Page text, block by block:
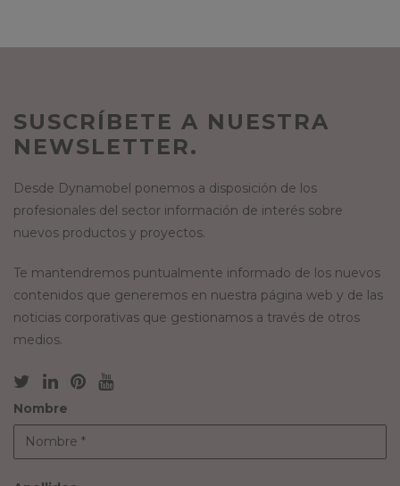
SUSCRÍBETE A NUESTRA
NEWSLETTER.
Desde Dynamobel ponemos a disposición de los
profesionales del sector información de interés sobre
nuevos productos y proyectos.
Te mantendremos puntualmente informado de los nuevos
contenidos que generemos en nuestra página web y de las
noticias corporativas que gestionamos a través de otros
medios.
Nombre